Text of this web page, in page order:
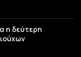
η δεύτερη